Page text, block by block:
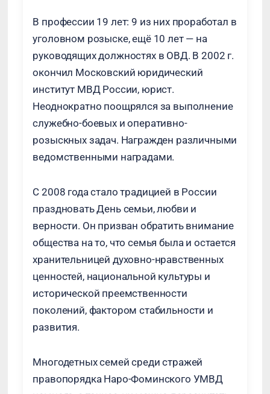
В профессии 19 лет: 9 из них проработал в
уголовном розыске, ещё 10 лет — на
руководящих должностях в ОВД. В 2002 г.
окончил Московский юридический
институт МВД России, юрист.
Неоднократно поощрялся за выполнение
служебно-боевых и оперативно-
розыскных задач. Награжден различными
ведомственными наградами.
С 2008 года стало традицией в России
праздновать День семьи, любви и
верности. Он призван обратить внимание
общества на то, что семья была и остается
хранительницей духовно-нравственных
ценностей, национальной культуры и
исторической преемственности
поколений, фактором стабильности и
развития.
Многодетных семей среди стражей
правопорядка Наро-Фоминского УМВД